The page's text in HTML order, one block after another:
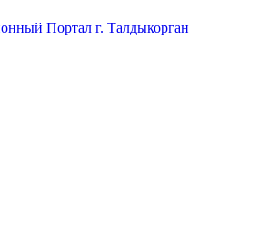
Портал г. Талдыкорган